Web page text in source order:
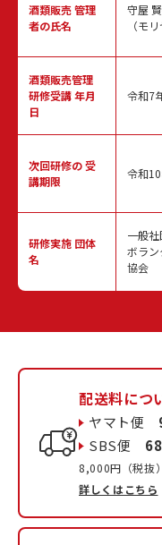
酒類販売管理
者の氏名
酒類販売管理
研修受講 年月
日
次回研修の受
講期限
研修実施 団体
名
守屋
（モ
令和7
令和
一般
ボラン
協会
配送料につ
ヤマト便
SBS便
8,000円（税抜
詳しくはこちら